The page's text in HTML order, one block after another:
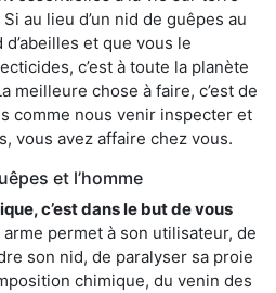
au lieu d’un nid de guêpes au
et que vous le
c’est à toute la planète
meilleure chose à faire, c’est de
comme nous venir inspecter et
vous avez affaire chez vous.
et l’homme
c’est dans le but de vous
arme permet à son utilisateur, de
son nid, de paralyser sa proie
chimique, du venin des